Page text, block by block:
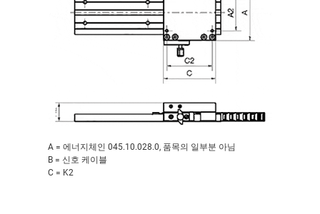
A = 에너지체인 045.10.028.0, 품목의 일부분 아님
B = 신호 케이블
C = K2